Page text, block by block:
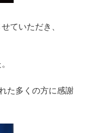
ていただき、
た多くの方に感謝